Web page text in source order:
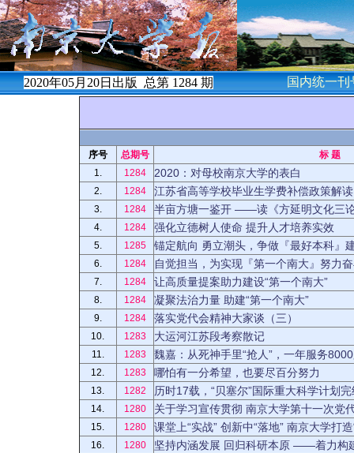
2020年05月20日出版 总第 1284 期 国内统一
序号 总期号
标 题
1.
1284 2020：对母校南京大学的表白
2. 1284 江苏省高等学校毕业生学费补偿政策解读
3. 1284 半亩方塘一鉴开 ——读《方延明文化三
4. 1284 强化立德树人使命 提升人才培养实效
5. 1285 锚定航向 勇立潮头，争做『最好本科』
6. 1284 自觉担当，为实现『第一个南大』努力
7. 1284 让高质量提案助力建设“第一个南大”
8. 1284 凝聚法治力量 助建“第一个南大”
9. 1284 落实党代会精神大家谈（三）
10. 1283 大运河江苏段考察散记
11. 1283 魏嘉：从死神手里“抢人”，一年服务
12. 1283 哪怕有一分希望，也要尽百分努力
13. 1282 历时17载，“贝塞尔”国际重大科学计划
14. 1280 关于学习宣传贯彻 南京大学第十一次党
15. 1280 课堂上“实战” 创新中“落地” 南京大学打
16. 1280 坚持内涵发展 回归科研本原 ——着力构